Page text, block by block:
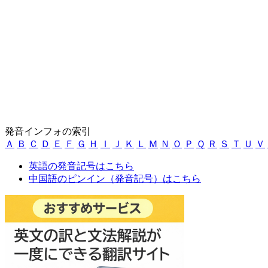
発音インフォの索引
Ａ
Ｂ Ｃ Ｄ Ｅ Ｆ Ｇ Ｈ Ｉ Ｊ Ｋ Ｌ Ｍ Ｎ Ｏ Ｐ Ｑ Ｒ Ｓ Ｔ Ｕ Ｖ
英語の発音記号はこちら
中国語のピンイン（発音記号）はこちら